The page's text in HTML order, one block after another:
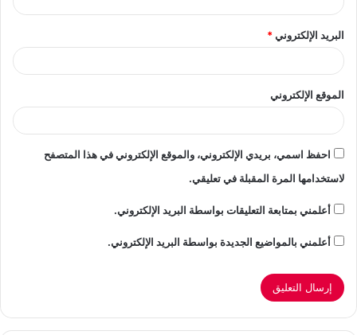
البريد الإلكتروني*
الموقع الإلكتروني
احفظ اسمي، بريدي الإلكتروني، والموقع الإلكتروني في هذا المتصفح
لاستخدامها المرة المقبلة في تعليقي.
أعلمني بمتابعة التعليقات بواسطة البريد الإلكتروني.
أعلمني بالمواضيع الجديدة بواسطة البريد الإلكتروني.